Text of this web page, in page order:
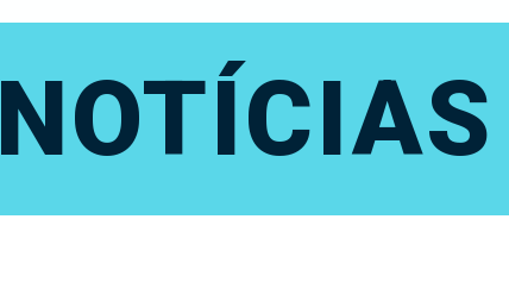
NOTÍCIAS